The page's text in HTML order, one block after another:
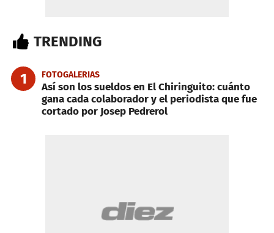
TRENDING
1 FOTOGALERIAS
Así son los sueldos en El Chiringuito: cuánto
gana cada colaborador y el periodista que fue
cortado por Josep Pedrerol